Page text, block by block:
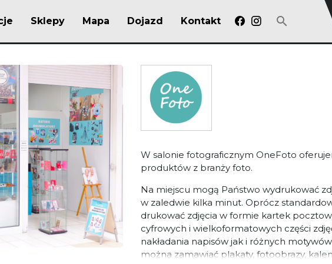
Sklepy Mapa Dojazd Kontakt
W salonie fotograficznym OneFoto
produktów z branży foto.
Na miejscu mogą Państwo wydrukować
w zaledwie kilka minut. Oprócz
drukować zdjęcia w formie kartek
cyfrowych i wielkoformatowych części
nakładania napisów jak i różnych
można zamawiać plakaty, fotoobrazy,